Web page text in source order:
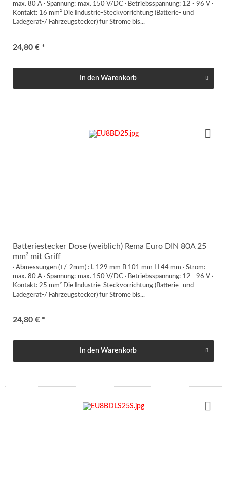
max. 80 A · Spannung: max. 150 V/DC · Betriebsspannung: 12 - 96 V ·
Kontakt: 16 mm² Die Industrie-Steckvorrichtung (Batterie- und
Ladegerät-/ Fahrzeugstecker) für Ströme bis...
24,80 € *
In den Warenkorb
Batteriestecker Dose (weiblich) Rema Euro DIN 80A 25
mm² mit Griff
· Abmessungen (+/-2mm) : L 129 mm B 101 mm H 44 mm · Strom:
max. 80 A · Spannung: max. 150 V/DC · Betriebsspannung: 12 - 96 V ·
Kontakt: 25 mm² Die Industrie-Steckvorrichtung (Batterie- und
Ladegerät-/ Fahrzeugstecker) für Ströme bis...
24,80 € *
In den Warenkorb